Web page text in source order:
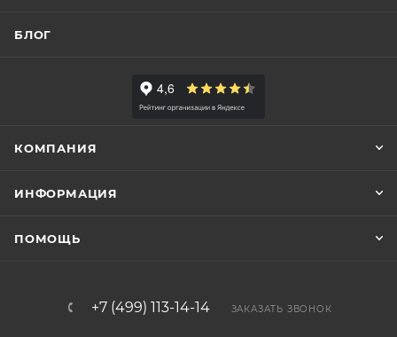
БЛОГ
КОМПАНИЯ
ИНФОРМАЦИЯ
ПОМОЩЬ
+7 (499) 113-14-14 ЗАКАЗАТЬ ЗВОНОК